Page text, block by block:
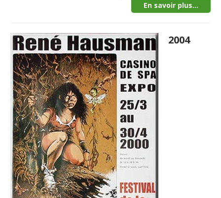
En savoir plus...
2004